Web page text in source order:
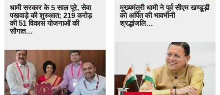
धामी सरकार के 5 साल पूरे, सेवा
पखवाड़े की शुरुआत; 219 करोड़
की 51 विकास योजनाओं की
सौगात…
मुख्यमंत्री धामी ने पूर्व सीएम खण्डूड़ी
को अर्पित की भावभीनी
श्रद्धांजलि…